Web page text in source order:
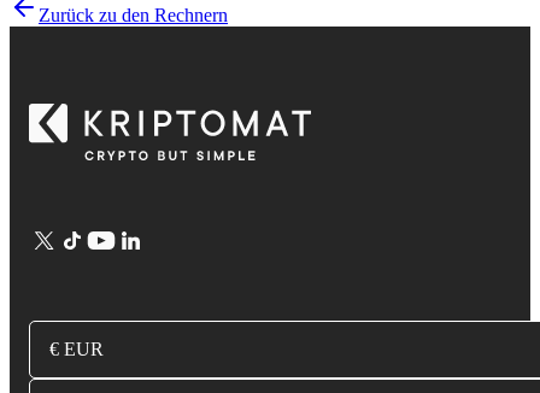
Zurück zu den Rechnern
€ EUR